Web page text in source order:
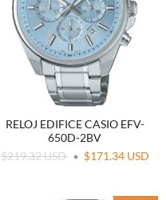
RELOJ EDIFICE CASIO EFV-
650D-2BV
$219.32 USD
$171.34 USD